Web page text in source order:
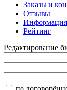
Заказы и
Отзывы
Информация
Рейтинг
Редактирование
по